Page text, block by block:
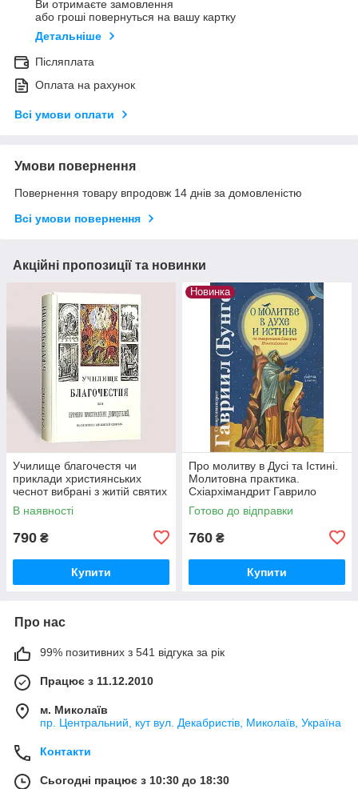
Ви отримаєте замовлення
або гроші повернуться на вашу картку
Детальніше
Післяплата
Оплата на рахунок
Всі умови оплати
Умови повернення
Повернення товару впродовж 14 днів за домовленістю
Всі умови повернення
Акційні пропозиції та новинки
Училище благочестя чи
приклади християнських
чеснот вибрані з житій святих
В наявності
790 ₴
Купити
Новинка
Про молитву в Дусі та Істині.
Молитовна практика.
Схіархімандрит Гаврило
(Бунге)
Готово до відправки
760 ₴
Купити
Про нас
99% позитивних з 541 відгука за рік
Працює з 11.12.2010
м. Миколаїв
пр. Центральний, кут вул. Декабристів, Миколаїв, Україна
Контакти
Сьогодні працює з 10:30 до 18:30